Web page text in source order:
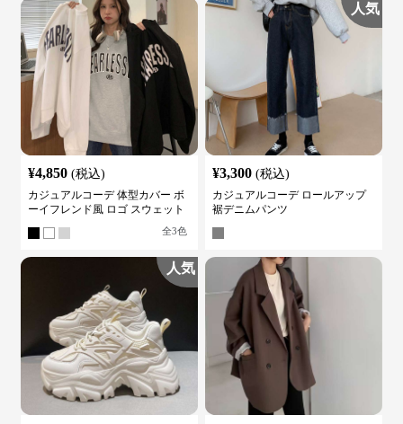
¥4,850 (税込)
カジュアルコーデ 体型カバー ボ
ーイフレンド風 ロゴ スウェット
全3色
人気
¥3,300 (税込)
カジュアルコーデ ロールアップ
裾デニムパンツ
人気